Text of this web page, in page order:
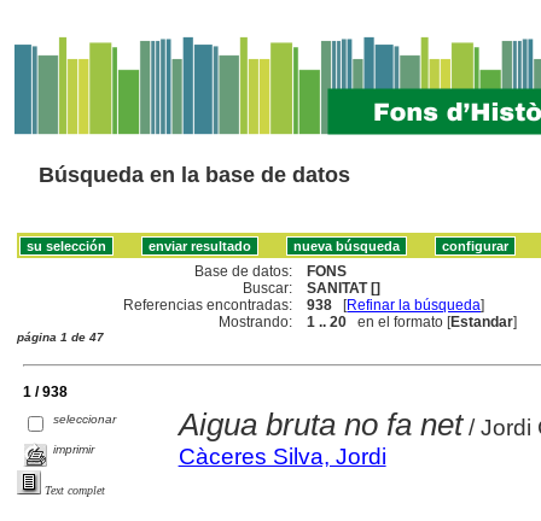
Búsqueda en la base de datos
Base de datos:
FONS
Buscar:
SANITAT []
Referencias encontradas:
938 [Refinar la búsqueda]
Mostrando:
1 .. 20 en el formato [Estandar]
página 1 de 47
1 / 938
seleccionar
imprimir
Text complet
Aigua bruta no fa net/ Jordi
Càceres Silva, Jordi